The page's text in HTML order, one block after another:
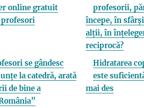
online gratuit
profesorii,
începe, în
alții, în
reciprocă?
se gândesc
la catedră, arată
de bine a
Hidratarea
este
mai des